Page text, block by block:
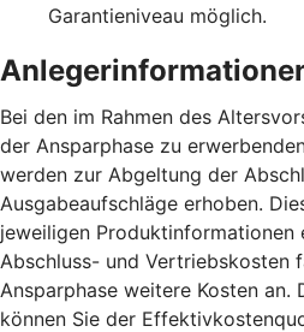
Garantieniveau möglich.
Bei den im Rahmen des
der Ansparphase zu
werden zur Abgeltung der
Ausgabeaufschläge erhoben.
jeweiligen Produktinformationen
Abschluss- und Vertriebskosten
Ansparphase weitere Kosten an.
können Sie der